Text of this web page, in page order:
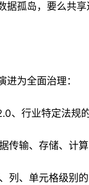
据孤岛，要么共
为全面治理：
、行业特定法规
传输、存储、计
列、单元格级别